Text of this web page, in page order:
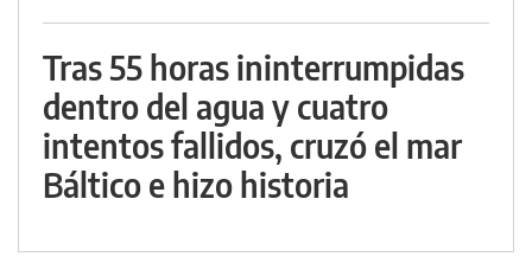
Tras 55 horas ininterrumpidas
dentro del agua y cuatro
intentos fallidos, cruzó el mar
Báltico e hizo historia